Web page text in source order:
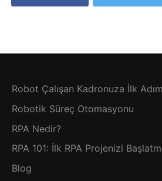
Robot Çalışan Kadronuza İlk Adım
Robotik Süreç Otomasyonu
RPA Nedir?
RPA 101: İlk RPA Projenizi
Blog